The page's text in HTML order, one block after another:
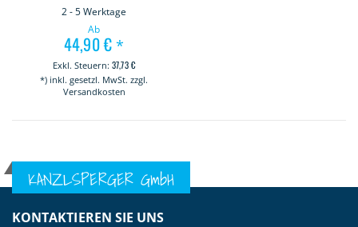
2 - 5 Werktage
Ab
44,90 €*
37,73 €
*) inkl. gesetzl. MwSt. zzgl.
Versandkosten
KANZLSPERGER GmbH
KONTAKTIEREN SIE UNS